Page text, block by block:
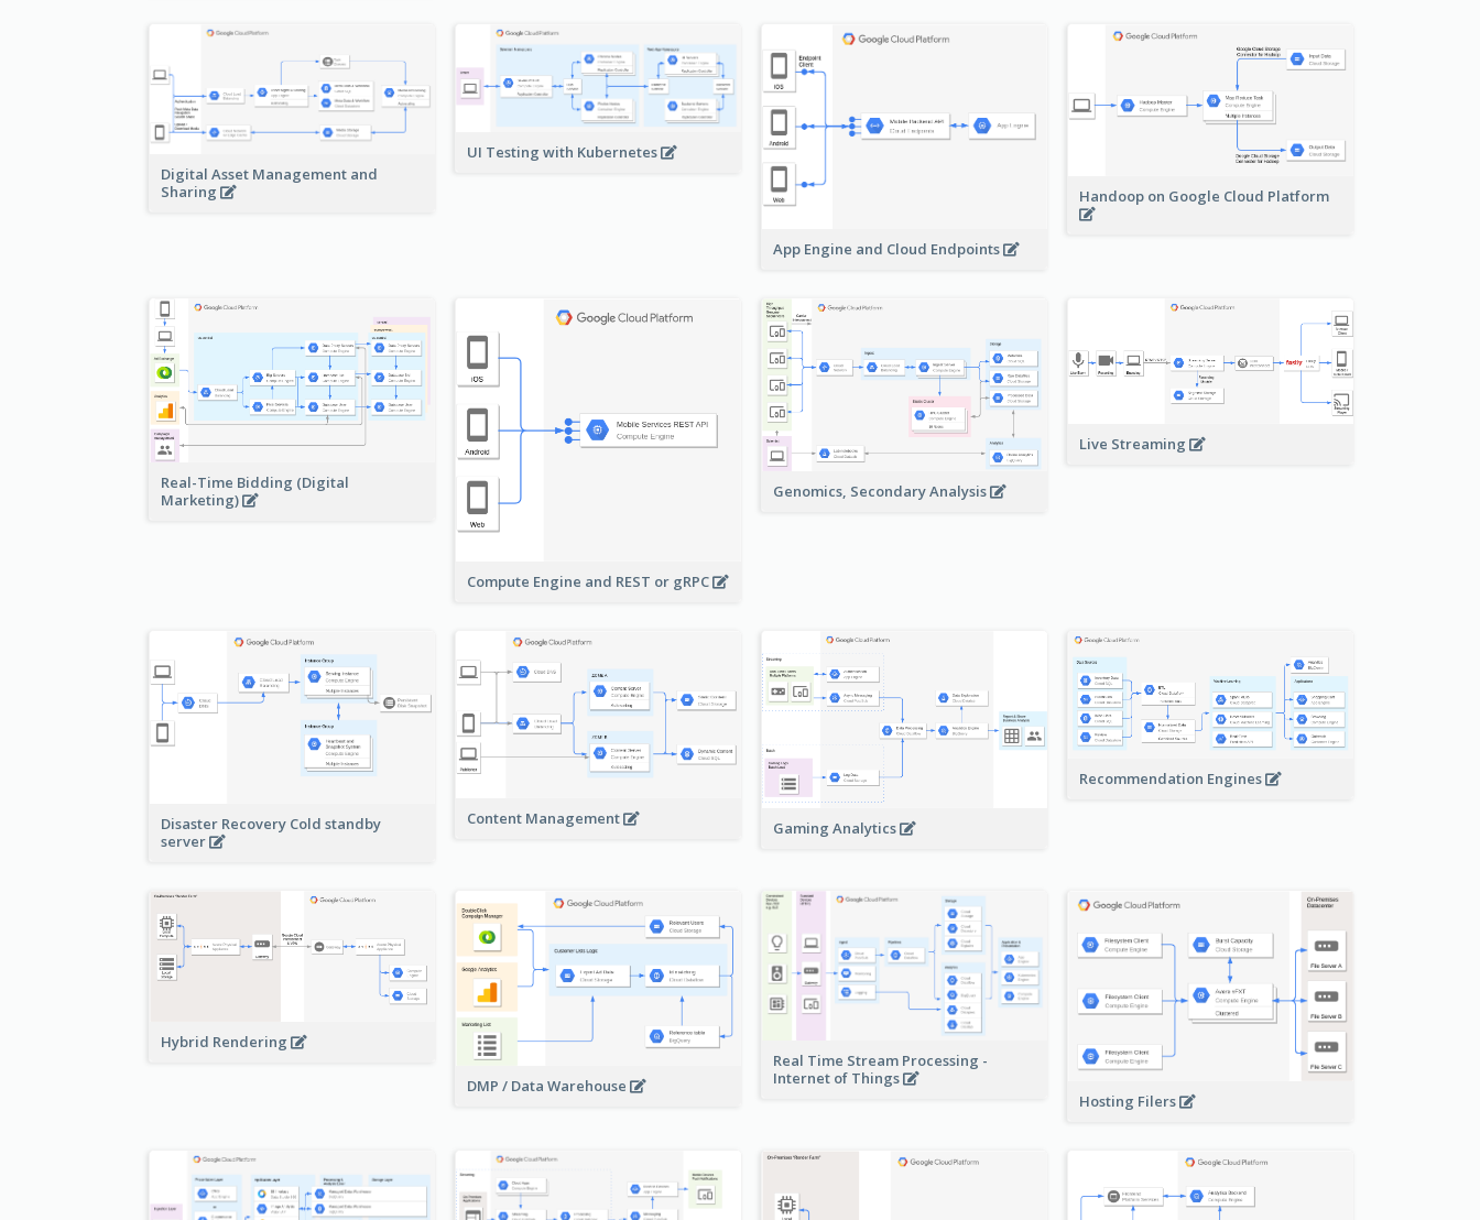
Digital Asset Management and
Sharing
UI Testing with Kubernetes
App Engine and Cloud Endpoints
Handoop on Google Cloud Platform
Real-Time Bidding (Digital
Marketing)
Compute Engine and REST or gRPC
Genomics, Secondary Analysis
Live Streaming
Disaster Recovery Cold standby
server
Content Management
Gaming Analytics
Recommendation Engines
Hybrid Rendering
DMP / Data Warehouse
Real Time Stream Processing -
Internet of Things
Hosting Filers